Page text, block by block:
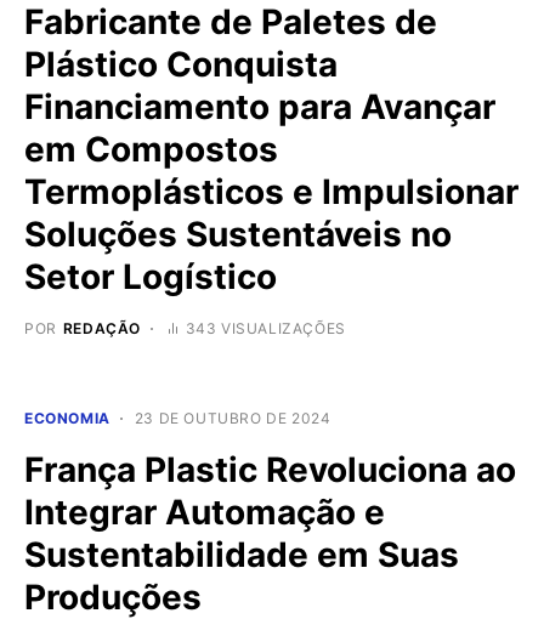
Fabricante de Paletes de
Plástico Conquista
Financiamento para Avançar
em Compostos
Termoplásticos e Impulsionar
Soluções Sustentáveis no
Setor Logístico
POR REDAÇÃO 343 VISUALIZAÇÕES
ECONOMIA 23 DE OUTUBRO DE 2024
França Plastic Revoluciona ao
Integrar Automação e
Sustentabilidade em Suas
Produções